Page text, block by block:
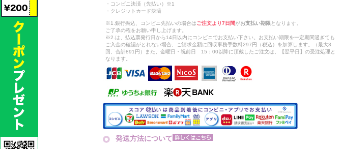
・コンビニ決済（先払い）※1
・クレジットカード決済
※1.銀行振込、コンビニ先払いの場合はご注文より7日間がお支払い期限 となります。
ご了承の程をお願い申し上げます。
※2.は、払込票発行日から14日以内にコンビニでお支払い下さい。お支払い期限を一定期間過ぎても
ご入金の確認がとれない場合、ご請求金額に回収事務手数料297円（税込）を加算します。（最大3
回、合計891円）また、金曜日・祝前日 15：00以降に頂戴したご注文は、【翌平日】の受注処理と
なります。
発送方法について